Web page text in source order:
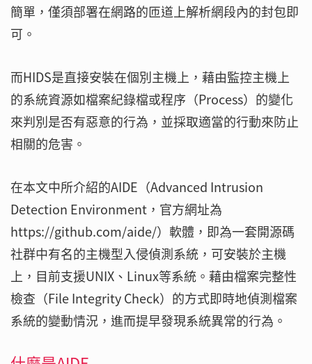
簡單，僅須部署在網路的匝道上解析網段內的封包即
可。
而HIDS是直接安裝在個別主機上，藉由監控主機上
的系統資源如檔案紀錄檔或程序（Process）的變化
來判別是否有惡意的行為，並採取適當的行動來防止
相關的危害。
在本文中所介紹的AIDE（Advanced Intrusion
Detection Environment，官方網址為
https://github.com/aide/）軟體，即為一套開源碼
社群中有名的主機型入侵偵測系統，可安裝於主機
上，目前支援UNIX、Linux等系統。藉由檔案完整性
檢查（File Integrity Check）的方式即時地偵測檔案
系統的變動情況，進而提早發現系統異常的行為。